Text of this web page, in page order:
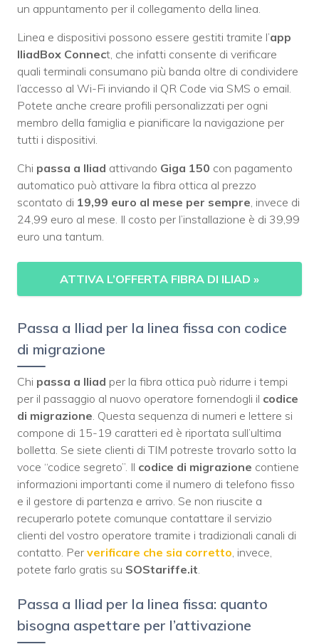
un appuntamento per il collegamento della linea.
Linea e dispositivi possono essere gestiti tramite l’app
IliadBox Connect, che infatti consente di verificare
quali terminali consumano più banda oltre di condividere
l’accesso al Wi-Fi inviando il QR Code via SMS o email.
Potete anche creare profili personalizzati per ogni
membro della famiglia e pianificare la navigazione per
tutti i dispositivi.
Chi passa a Iliad attivando Giga 150 con pagamento
automatico può attivare la fibra ottica al prezzo
scontato di 19,99 euro al mese per sempre, invece di
24,99 euro al mese. Il costo per l’installazione è di 39,99
euro una tantum.
ATTIVA L’OFFERTA FIBRA DI ILIAD »
Passa a Iliad per la linea fissa con codice
di migrazione
Chi passa a Iliad per la fibra ottica può ridurre i tempi
per il passaggio al nuovo operatore fornendogli il codice
di migrazione. Questa sequenza di numeri e lettere si
compone di 15-19 caratteri ed è riportata sull’ultima
bolletta. Se siete clienti di TIM potreste trovarlo sotto la
voce “codice segreto”. Il codice di migrazione contiene
informazioni importanti come il numero di telefono fisso
e il gestore di partenza e arrivo. Se non riuscite a
recuperarlo potete comunque contattare il servizio
clienti del vostro operatore tramite i tradizionali canali di
contatto. Per verificare che sia corretto, invece,
potete farlo gratis su SOStariffe.it.
Passa a Iliad per la linea fissa: quanto
bisogna aspettare per l’attivazione